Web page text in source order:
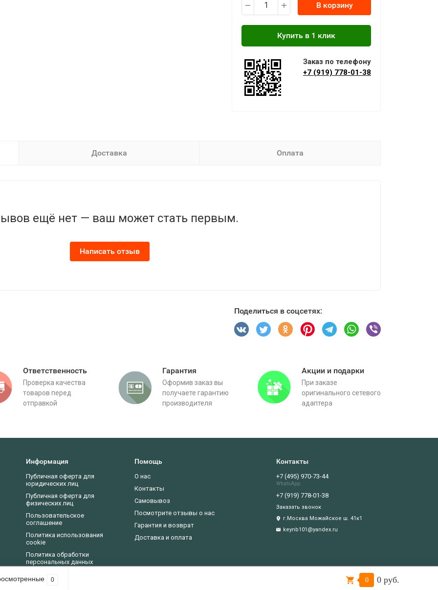
Подтверждаю
В корзину
Заказ по телефону
+7 (919) 778-01-38
Доставка Оплата
ещё нет — ваш может стать первым.
Написать отзыв
Поделиться в соцсетях:
Ответственность
Проверка качества
товаров перед
отправкой
Гарантия
Оформив заказ вы
получаете гарантию
производителя
Акции и подарки
При заказе
оригинального сетевого
адаптера
Информация
Публичная оферта для
юридических лиц
Публичная оферта для
физических лиц
Пользовательское
соглашение
Политика использования
cookie
Политика обработки
персональных данных
Помощь
О нас
Контакты
Самовывоз
Посмотрите отзывы о нас
Гарантия и возврат
Доставка и оплата
Контакты
+7 (495) 970-73-44
WhatsApp
+7 (919) 778-01-38
Заказать звонок
г.Москва Можайское ш. 41к1
keynb101@yandex.ru
0 0 0 руб.